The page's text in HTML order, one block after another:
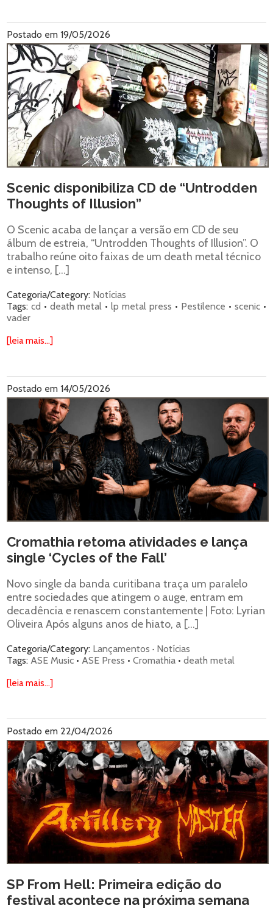
Postado em 19/05/2026
Scenic disponibiliza CD de “Untrodden
Thoughts of Illusion”
O Scenic acaba de lançar a versão em CD de seu
álbum de estreia, “Untrodden Thoughts of Illusion”. O
trabalho reúne oito faixas de um death metal técnico
e intenso, […]
Categoria/Category: Notícias
Tags:cd •death metal •lp metal press • Pestilence • scenic•
vader
[leia mais...]
Postado em 14/05/2026
Cromathia retoma atividades e lança
single ‘Cycles of the Fall’
Novo single da banda curitibana traça um paralelo
entre sociedades que atingem o auge, entram em
decadência e renascem constantemente | Foto: Lyrian
Oliveira Após alguns anos de hiato, a […]
Categoria/Category: Lançamentos · Notícias
Tags:ASE Music •ASE Press •Cromathia •death metal
[leia mais...]
Postado em 22/04/2026
SP From Hell: Primeira edição do
festival acontece na próxima semana